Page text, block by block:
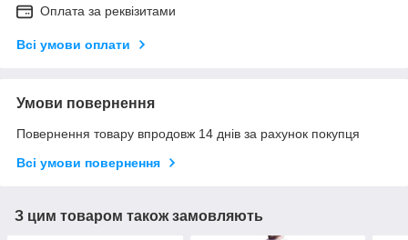
Оплата за реквізитами
Всі умови оплати
Умови повернення
Повернення товару впродовж 14 днів за рахунок покупця
Всі умови повернення
З цим товаром також замовляють